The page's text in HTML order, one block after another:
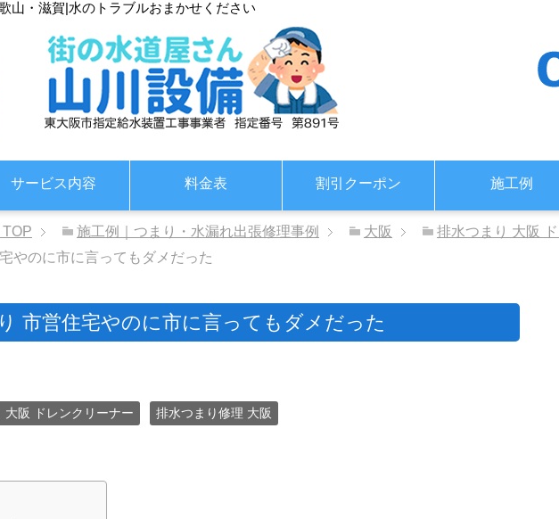
山・滋賀|水のトラブルおまかせください
サービス内容 料金表 割引クーポン 施工例
TOP 施工例｜つまり・水漏れ出張修理事例 大阪
排水つまり 大阪
やのに市に言ってもダメだった
市営住宅やのに市に言ってもダメだった
大阪 ドレンクリーナー 排水つまり修理 大阪